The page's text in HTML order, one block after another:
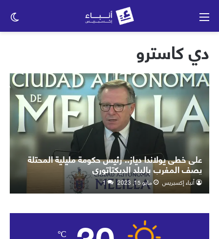
دي كاسترو
على خطى يولاندا دياز.. رئيس حكومة مليلية المحتلة
يصف المغرب بالبلد الديكتاتوري
أنباء إكسبريس مايو 15, 2023 1
℃